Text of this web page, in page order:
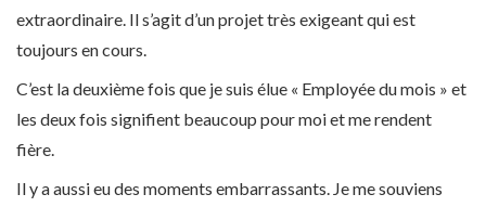
extraordinaire. Il s’agit d’un projet très exigeant qui est
toujours en cours.
C’est la deuxième fois que je suis élue « Employée du mois » et
les deux fois signifient beaucoup pour moi et me rendent
fière.
Il y a aussi eu des moments embarrassants. Je me souviens